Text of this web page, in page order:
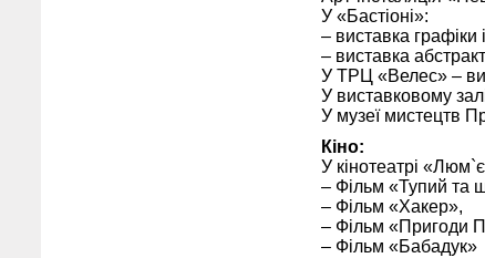
У «Бастіоні»:
– виставка графіки
– виставка
У ТРЦ «Велес» –
У виставковому
У музеї мистецтв
Кіно:
У кінотеатрі
– Фільм «Тупий та
– Фільм «Хакер»,
– Фільм «Пригоди
– Фільм «Бабадук»